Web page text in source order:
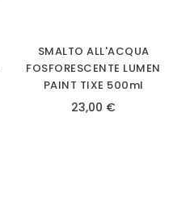
SMALTO ALL'ACQUA
FOSFORESCENTE LUMEN
PAINT TIXE 500ml
23,00 €